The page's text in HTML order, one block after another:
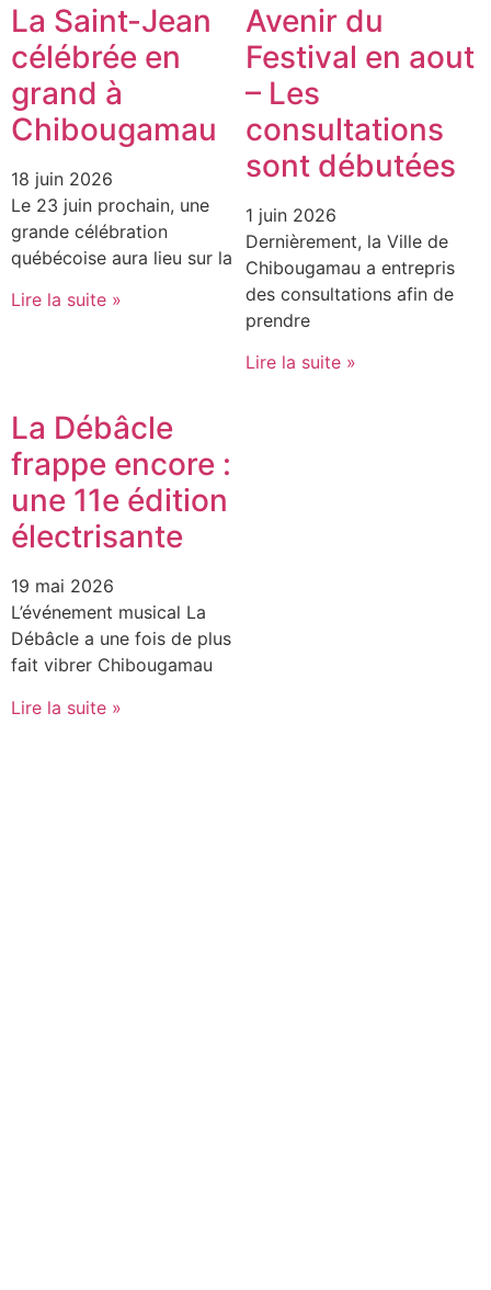
La Saint-Jean
célébrée en
grand à
Chibougamau
18 juin 2026
Le 23 juin prochain, une
grande célébration
québécoise aura lieu sur la
Lire la suite »
Avenir du
Festival en aout
– Les
consultations
sont débutées
1 juin 2026
Dernièrement, la Ville de
Chibougamau a entrepris
des consultations afin de
prendre
Lire la suite »
La Débâcle
frappe encore :
une 11e édition
électrisante
19 mai 2026
L’événement musical La
Débâcle a une fois de plus
fait vibrer Chibougamau
Lire la suite »